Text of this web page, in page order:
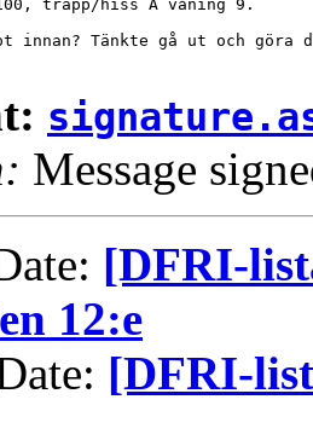
trapp/hiss A våning 9.
innan? Tänkte gå ut och
Message
[DFRI-
12:e
[DFRI-